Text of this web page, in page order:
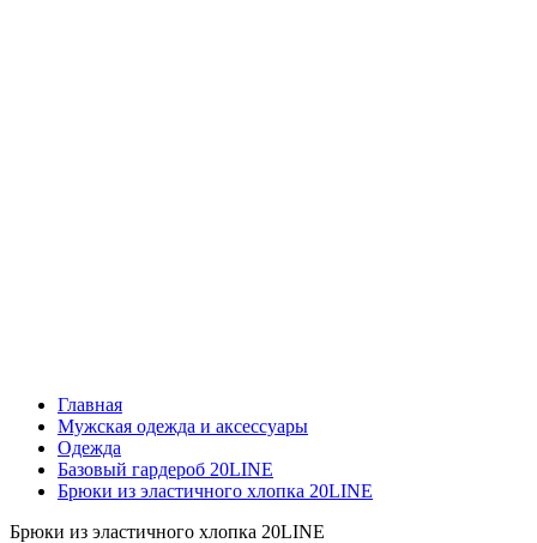
Главная
Мужская одежда и аксессуары
Одежда
Базовый гардероб 20LINE
Брюки из эластичного хлопка 20LINE
Брюки из эластичного хлопка 20LINE